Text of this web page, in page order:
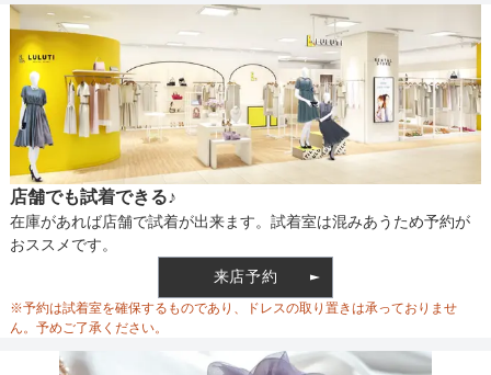
お目見え。デコルテ部分とひざ部分に透け感のあるレース生地をド
ッキングし、フェミニンな抜け感を加えてドレッシーに仕上げまし
た。バストラインには立体的なフリルを施し、ドラマティックな動
きをプラス。ウエスト周りは切り替えでカーヴィーなラインを作
り、マーメードシルエットで美シルエットを演出します。リラクシ
ーなカットソー素材ですが、オケージョンシーンや、お食事シーン
などにもご着用いただけるエレガントなデザインが魅力です。背中
側のファスナーで着脱いただけます。
丈
生地の厚さ
裏地
ウエスト調整
店舗でも試着できる♪
在庫があれば店舗で試着が出来ます。試着室は混みあうため予約が
おススメです。
来店予約
※予約は試着室を確保するものであり、ドレスの取り置きは承っておりませ
ん。予めご了承ください。